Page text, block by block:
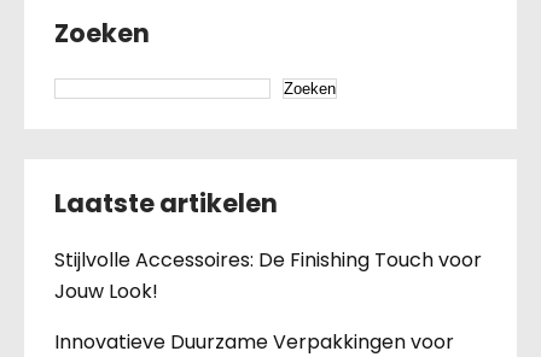
Zoeken
Zoeken
Laatste artikelen
Stijlvolle Accessoires: De Finishing Touch voor
Jouw Look!
Innovatieve Duurzame Verpakkingen voor